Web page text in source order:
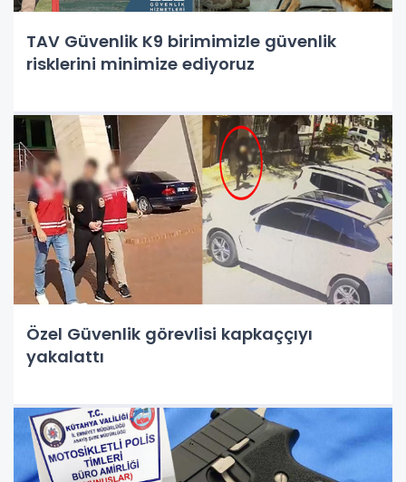
TAV Güvenlik K9 birimimizle güvenlik
risklerini minimize ediyoruz
Özel Güvenlik görevlisi kapkaççıyı
yakalattı